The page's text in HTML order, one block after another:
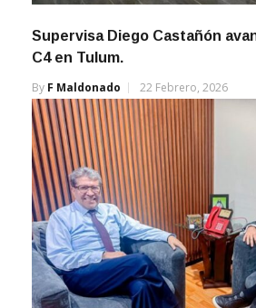
Supervisa Diego Castañón
C4 en Tulum.
By F Maldonado 22 Febrero, 2026